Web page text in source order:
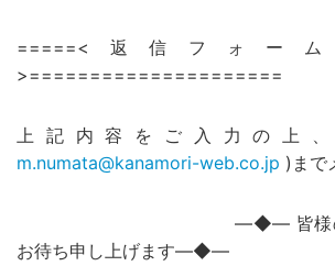
=====<返信フォー
>=====================
上記内容をご入力の上
m.numata@kanamori-web.co.jp )まで
―◆― 皆様のご来場
お待ち申し上げます―◆―